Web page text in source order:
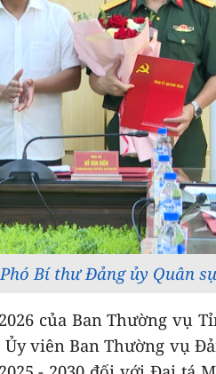
Bí thư Đảng ủy Quân
của Ban Thường vụ
viên Ban Thường vụ